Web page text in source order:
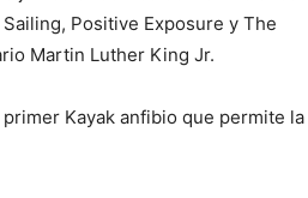
Positive Exposure y The
Martin Luther King Jr.
Kayak anfibio que permite la